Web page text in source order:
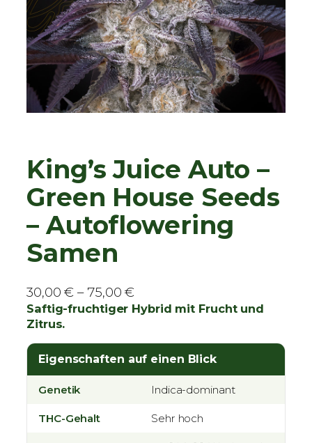
King’s Juice Auto –
Green House Seeds
– Autoflowering
Samen
30,00€ – 75,00€
r
i
s
s
Saftig-fruchtiger Hybrid mit Frucht und
Zitrus.
Eigenschaften auf einen Blick
Genetik Indica-dominant
THC-Gehalt Sehr hoch